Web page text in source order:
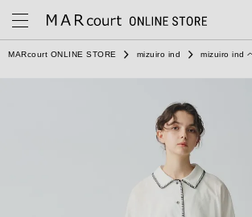
MARcourt ONLINE STORE mizuiro ind mizuiro ind